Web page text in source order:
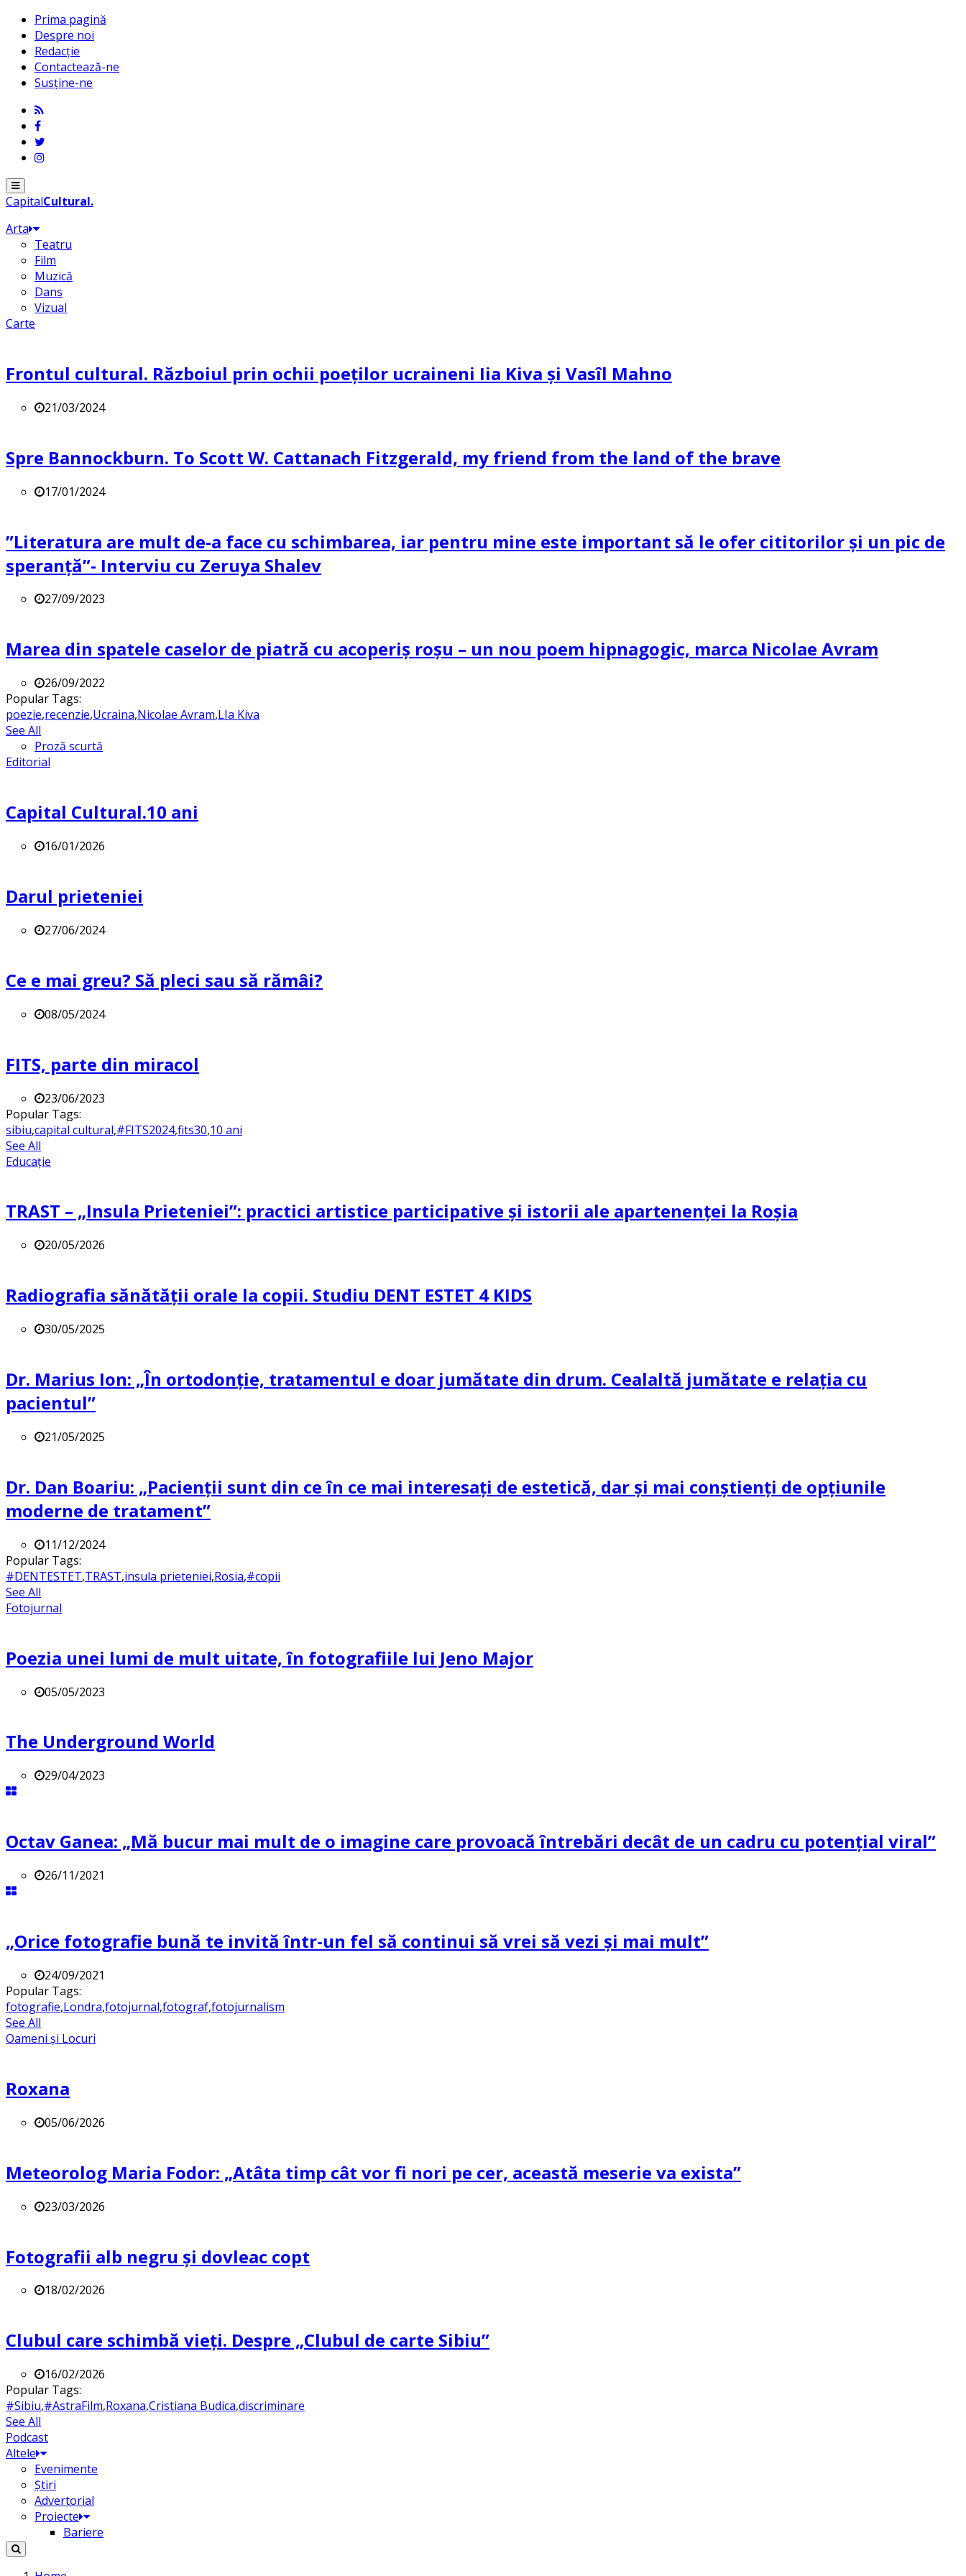
Prima pagină
Despre noi
Redacție
Contactează-ne
Susține-ne
Menu
CapitalCultural.
Arta
Teatru
Film
Muzică
Dans
Vizual
Carte
Frontul cultural. Războiul prin ochii poeților ucraineni Iia Kiva și Vasîl Mahno
21/03/2024
Spre Bannockburn. To Scott W. Cattanach Fitzgerald, my friend from the land of the brave
17/01/2024
”Literatura are mult de-a face cu schimbarea, iar pentru mine este important să le ofer cititorilor și un pic de
speranță”- Interviu cu Zeruya Shalev
27/09/2023
Marea din spatele caselor de piatră cu acoperiș roșu – un nou poem hipnagogic, marca Nicolae Avram
26/09/2022
Popular Tags:
poezie,recenzie,Ucraina,Nicolae Avram,LIa Kiva
See All
Proză scurtă
Editorial
Capital Cultural.10 ani
16/01/2026
Darul prieteniei
27/06/2024
Ce e mai greu? Să pleci sau să rămâi?
08/05/2024
FITS, parte din miracol
23/06/2023
Popular Tags:
sibiu,capital cultural,#FITS2024,fits30,10 ani
See All
Educație
TRAST – „Insula Prieteniei”: practici artistice participative și istorii ale apartenenței la Roșia
20/05/2026
Radiografia sănătății orale la copii. Studiu DENT ESTET 4 KIDS
30/05/2025
Dr. Marius Ion: „În ortodonție, tratamentul e doar jumătate din drum. Cealaltă jumătate e relația cu
pacientul”
21/05/2025
Dr. Dan Boariu: „Pacienții sunt din ce în ce mai interesați de estetică, dar și mai conștienți de opțiunile
moderne de tratament”
11/12/2024
Popular Tags:
#DENTESTET,TRAST,insula prieteniei,Rosia,#copii
See All
Fotojurnal
Poezia unei lumi de mult uitate, în fotografiile lui Jeno Major
05/05/2023
The Underground World
29/04/2023
Octav Ganea: „Mă bucur mai mult de o imagine care provoacă întrebări decât de un cadru cu potenţial viral”
26/11/2021
„Orice fotografie bună te invită într-un fel să continui să vrei să vezi și mai mult”
24/09/2021
Popular Tags:
fotografie,Londra,fotojurnal,fotograf,fotojurnalism
See All
Oameni și Locuri
Roxana
05/06/2026
Meteorolog Maria Fodor: „Atâta timp cât vor fi nori pe cer, această meserie va exista”
23/03/2026
Fotografii alb negru și dovleac copt
18/02/2026
Clubul care schimbă vieți. Despre „Clubul de carte Sibiu”
16/02/2026
Popular Tags:
#Sibiu,#AstraFilm,Roxana,Cristiana Budica,discriminare
See All
Podcast
Altele
Evenimente
Știri
Advertorial
Proiecte
Bariere